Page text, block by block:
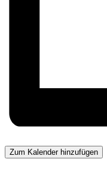
Zum Kalender hinzufügen